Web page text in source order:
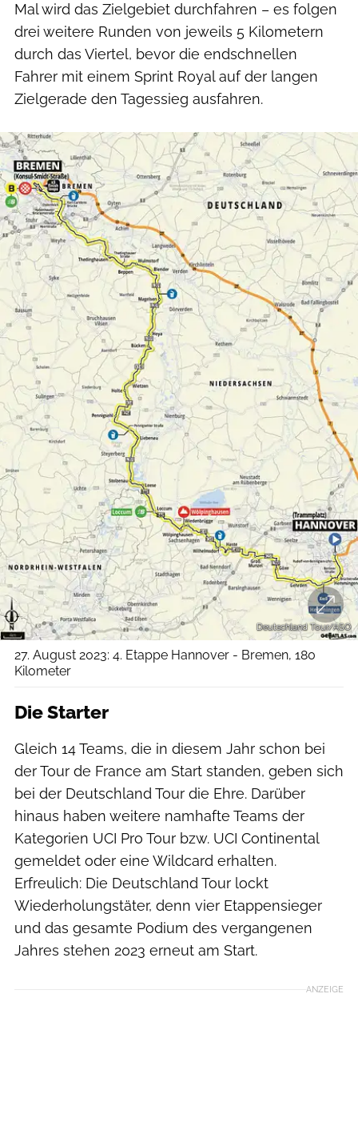
Mal wird das Zielgebiet durchfahren – es folgen
drei weitere Runden von jeweils 5 Kilometern
durch das Viertel, bevor die endschnellen
Fahrer mit einem Sprint Royal auf der langen
Zielgerade den Tagessieg ausfahren.
Deutschland Tour/ASO
27. August 2023: 4. Etappe Hannover - Bremen, 180
Kilometer
Die Starter
Gleich 14 Teams, die in diesem Jahr schon bei
der Tour de France am Start standen, geben sich
bei der Deutschland Tour die Ehre. Darüber
hinaus haben weitere namhafte Teams der
Kategorien UCI Pro Tour bzw. UCI Continental
gemeldet oder eine Wildcard erhalten.
Erfreulich: Die Deutschland Tour lockt
Wiederholungstäter, denn vier Etappensieger
und das gesamte Podium des vergangenen
Jahres stehen 2023 erneut am Start.
ANZEIGE